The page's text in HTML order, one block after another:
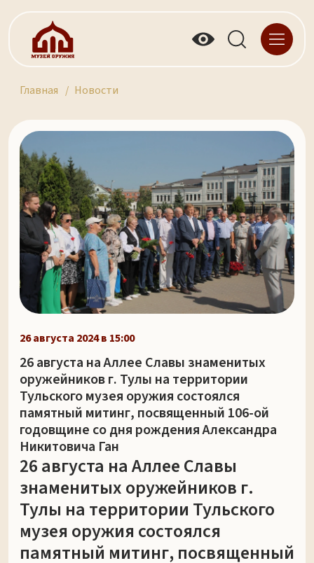
Главная Новости
26 августа 2024 в 15:00
26 августа на Аллее Славы знаменитых
оружейников г. Тулы на территории
Тульского музея оружия состоялся
памятный митинг, посвященный 106-ой
годовщине со дня рождения Александра
Никитовича Ган
26 августа на Аллее Славы
знаменитых оружейников г.
Тулы на территории Тульского
музея оружия состоялся
памятный митинг, посвященный